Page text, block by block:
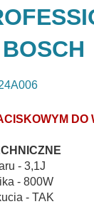
- 3,1J
- 800W
- TAK